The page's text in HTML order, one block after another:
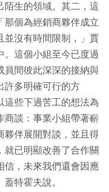
陌生的領域。其二，這
那個為經銷商夥伴成立
並沒有時間限制，」賈
。這個小組至今已度過
員間彼此深深的接納與
許多明確可行的方
這些下過苦工的想法為
商談：事業小組帶著嶄
夥伴展開對談，並且得
已明顯改善了合作關
信，未來我們還會因應
特霍夫說。